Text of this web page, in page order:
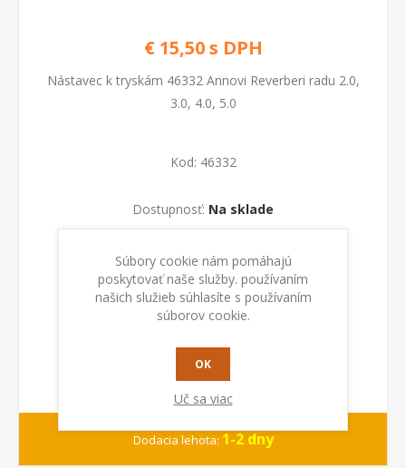
€ 15,50 s DPH
Nástavec k tryskám 46332 Annovi Reverberi radu 2.0,
3.0, 4.0, 5.0
Kod: 46332
Dostupnosť: Na sklade
PRIDAŤ DO KOŠÍKA
Dodacia lehota: 1-2 dny
Súbory cookie nám pomáhajú
poskytovať naše služby. používaním
našich služieb súhlasíte s používaním
súborov cookie.
OK
Uč sa viac